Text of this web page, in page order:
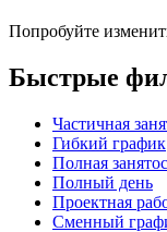
Попробуйте
Быстрые
Частичная
Гибкий график
Полная
Полный день
Проектная
Сменный